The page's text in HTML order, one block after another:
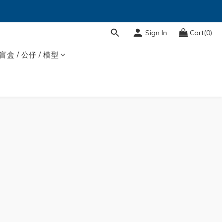
Sign In Cart(0)
盒 / 公仔 / 模型